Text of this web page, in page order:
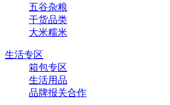
五谷杂粮
干货品类
大米糯米
生活专区
箱包专区
生活用品
品牌报关合作